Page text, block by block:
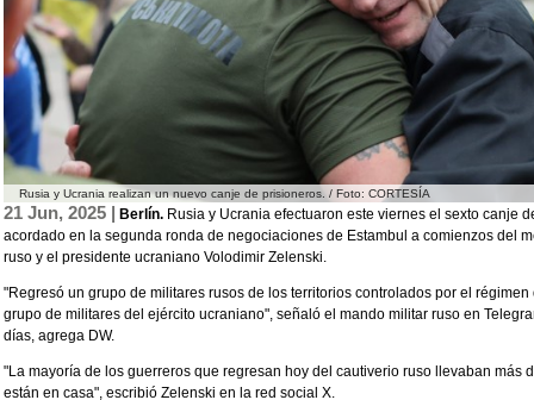
Rusia y Ucrania realizan un nuevo canje de prisioneros. / Foto: CORTESÍA
21 Jun, 2025 | Berlín. Rusia y Ucrania efectuaron este viernes el sexto canje
acordado en la segunda ronda de negociaciones de Estambul a comienzos del
ruso y el presidente ucraniano Volodimir Zelenski.
"Regresó un grupo de militares rusos de los territorios controlados por el régimen
grupo de militares del ejército ucraniano", señaló el mando militar ruso en
días, agrega DW.
"La mayoría de los guerreros que regresan hoy del cautiverio ruso llevaban más
están en casa", escribió Zelenski en la red social X.